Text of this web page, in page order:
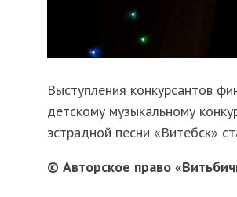
Выступления конкурсантов
детскому музыкальному
эстрадной песни «Витебск»
© Авторское право